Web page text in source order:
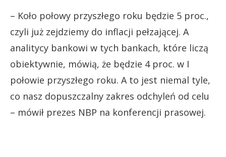
– Koło połowy przyszłego roku będzie 5 proc.,
czyli już zejdziemy do inflacji pełzającej. A
analitycy bankowi w tych bankach, które liczą
obiektywnie, mówią, że będzie 4 proc. w I
połowie przyszłego roku. A to jest niemal tyle,
co nasz dopuszczalny zakres odchyleń od celu
– mówił prezes NBP na konferencji prasowej.